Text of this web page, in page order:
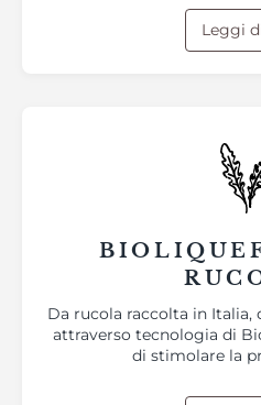
Leggi
Da rucola raccolta in
attraverso tecnologia di
di stimolare la